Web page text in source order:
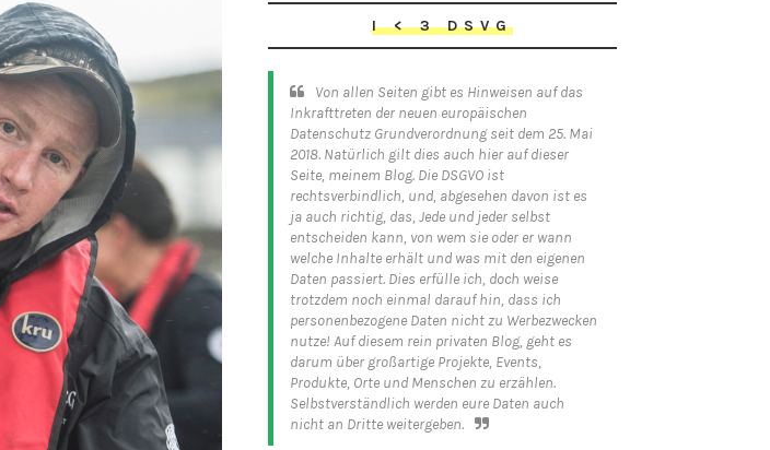
I < 3 DSVG
Von allen Seiten gibt es Hinweisen auf das
Inkrafttreten der neuen europäischen
Datenschutz Grundverordnung seit dem 25. Mai
2018. Natürlich gilt dies auch hier auf dieser
Seite, meinem Blog. Die DSGVO ist
rechtsverbindlich, und, abgesehen davon ist es
ja auch richtig, das, Jede und jeder selbst
entscheiden kann, von wem sie oder er wann
welche Inhalte erhält und was mit den eigenen
Daten passiert. Dies erfülle ich, doch weise
trotzdem noch einmal darauf hin, dass ich
personenbezogene Daten nicht zu Werbezwecken
nutze! Auf diesem rein privaten Blog, geht es
darum über großartige Projekte, Events,
Produkte, Orte und Menschen zu erzählen.
Selbstverständlich werden eure Daten auch
nicht an Dritte weitergeben.